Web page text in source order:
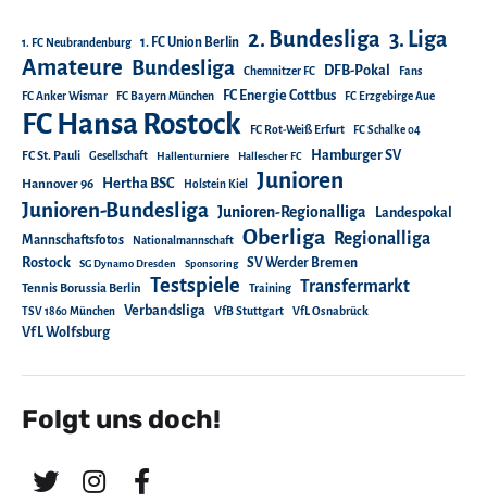
1. FC Neubrandenburg 1. FC Union Berlin 2. Bundesliga 3. Liga
Amateure Bundesliga Chemnitzer FC DFB-Pokal Fans
FC Anker Wismar FC Bayern München FC Energie Cottbus FC Erzgebirge Aue
FC Hansa Rostock FC Rot-Weiß Erfurt FC Schalke 04
FC St. Pauli Gesellschaft Hallenturniere Hallescher FC Hamburger SV
Hannover 96 Hertha BSC Holstein Kiel Junioren
Junioren-Bundesliga Junioren-Regionalliga
Landespokal
Mannschaftsfotos
Nationalmannschaft Oberliga Regionalliga
Rostock SG Dynamo Dresden Sponsoring SV Werder Bremen
Tennis Borussia Berlin Testspiele Training Transfermarkt
TSV 1860 München Verbandsliga VfB Stuttgart VfL Osnabrück
VfL Wolfsburg
Folgt uns doch!